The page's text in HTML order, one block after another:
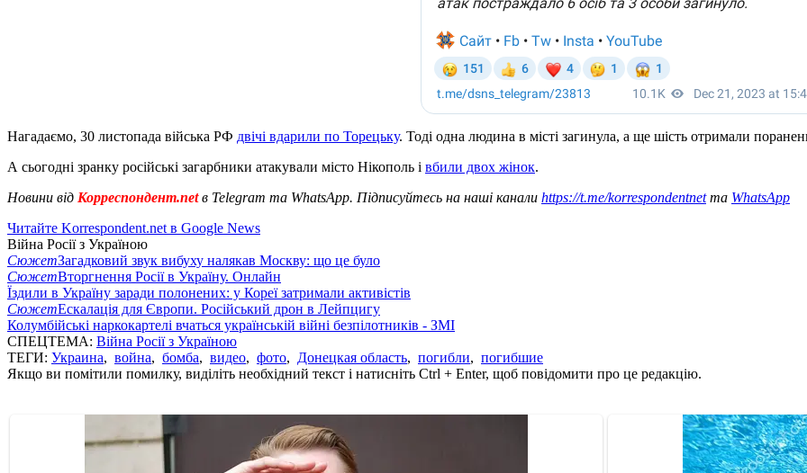
Нагадаємо, 30 листопада війська РФ двічі вдарили по Торецьку. Тоді одна людина в місті загинула, а ще шість отримали
А сьогодні зранку російські загарбники атакували місто Нікополь і вбили двох жінок.
Новини від Корреспондент.netв Telegram та WhatsApp. Підписуйтесь на наші канали https://t.me/korrespondentnetта WhatsApp
Читайте Korrespondent.net в Google News
Війна Росії з Україною
СюжетЗагадковий звук вибуху налякав Москву: що це було
СюжетВторгнення Росії в Україну. Онлайн
Їздили в Україну заради полонених: у Кореї затримали активістів
СюжетЕскалація для Європи. Російський дрон в Лейпцигу
Колумбійські наркокартелі вчаться українській війні безпілотників - ЗМІ
СПЕЦТЕМА: Війна Росії з Україною
ТЕГИ: Украина, война, бомба, видео, фото, Донецкая область, погибли, погибшие
Якщо ви помітили помилку, виділіть необхідний текст і натисніть Ctrl + Enter, щоб повідомити про це редакцію.